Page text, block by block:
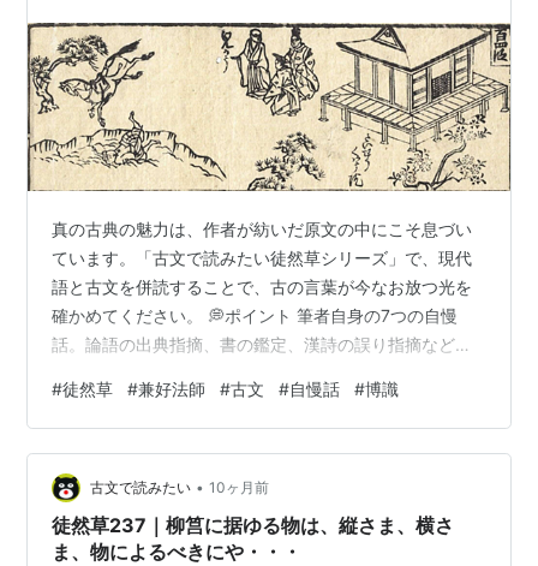
真の古典の魅力は、作者が紡いだ原文の中にこそ息づい
ています。「古文で読みたい徒然草シリーズ」で、現代
語と古文を併読することで、古の言葉が今なお放つ光を
確かめてください。 💭ポイント 筆者自身の7つの自慢
話。論語の出典指摘、書の鑑定、漢詩の誤り指摘など、
(小泉吉永所蔵) 出典: 国書データベース 🌙現代語対訳 護
衛官の近友という人が自慢話だとして、七項目を書き留
めたものがありました。 御随身みずいじん近友ちかとも
が自讃じさんとて、七箇条しちかじょう書かき留とめた
ることあり。 どれも馬術のことで、どうということもな
い事柄です。 みな馬芸ばげい、さ…
#徒然草 #兼好法師 #古文 #自慢話 #博識
古文で読みたい • 10ヶ月前
徒然草237｜柳筥に据ゆる物は、縦さま、横さ
ま、物によるべきにや・・・